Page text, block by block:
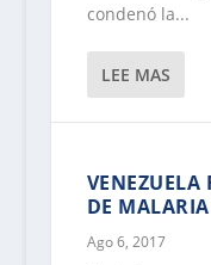
condenó la...
LEE MAS
VENEZUELA
DE
Ago 6, 2017